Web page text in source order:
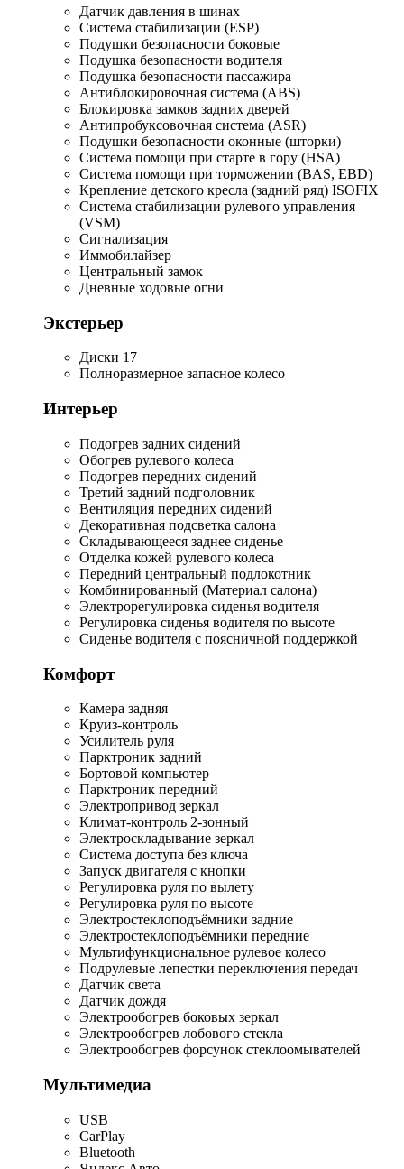
Датчик давления в шинах
Система стабилизации (ESP)
Подушки безопасности боковые
Подушка безопасности водителя
Подушка безопасности пассажира
Антиблокировочная система (ABS)
Блокировка замков задних дверей
Антипробуксовочная система (ASR)
Подушки безопасности оконные (шторки)
Система помощи при старте в гору (HSA)
Система помощи при торможении (BAS, EBD)
Крепление детского кресла (задний ряд) ISOFIX
Система стабилизации рулевого управления
(VSM)
Сигнализация
Иммобилайзер
Центральный замок
Дневные ходовые огни
Экстерьер
Диски 17
Полноразмерное запасное колесо
Интерьер
Подогрев задних сидений
Обогрев рулевого колеса
Подогрев передних сидений
Третий задний подголовник
Вентиляция передних сидений
Декоративная подсветка салона
Складывающееся заднее сиденье
Отделка кожей рулевого колеса
Передний центральный подлокотник
Комбинированный (Материал салона)
Электрорегулировка сиденья водителя
Регулировка сиденья водителя по высоте
Сиденье водителя с поясничной поддержкой
Комфорт
Камера задняя
Круиз-контроль
Усилитель руля
Парктроник задний
Бортовой компьютер
Парктроник передний
Электропривод зеркал
Климат-контроль 2-зонный
Электроскладывание зеркал
Система доступа без ключа
Запуск двигателя с кнопки
Регулировка руля по вылету
Регулировка руля по высоте
Электростеклоподъёмники задние
Электростеклоподъёмники передние
Мультифункциональное рулевое колесо
Подрулевые лепестки переключения передач
Датчик света
Датчик дождя
Электрообогрев боковых зеркал
Электрообогрев лобового стекла
Электрообогрев форсунок стеклоомывателей
Мультимедиа
USB
CarPlay
Bluetooth